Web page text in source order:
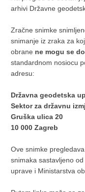
arhivi Državne
Zračne snimke
snimanje iz zraka za
obrane ne mogu se
standardnom nosiocu
adresu:
Državna geodetska
Sektor za državnu
Gruška ulica 20
10 000 Zagreb
Ove snimke
snimaka sastavljeno
uprave i Ministarstva